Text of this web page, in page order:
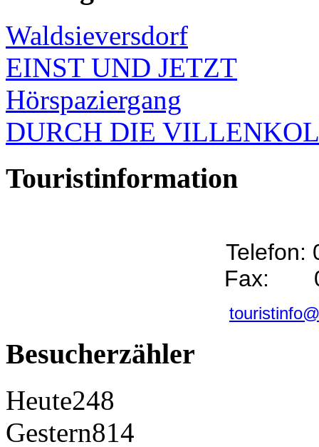
Waldsieversdorf
EINST UND JETZT
Hörspaziergang
DURCH DIE
Touristinformation
Telefon:
Fax:
Besucherzähler
Heute248
Gestern814